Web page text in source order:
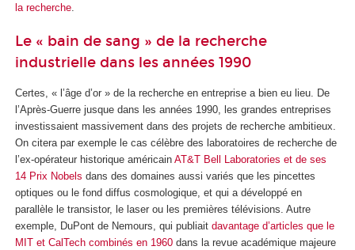
la recherche
Le « bain de sang » de la recherche
industrielle dans les années 1990
Certes, « l’âge d’or » de la recherche en entreprise a bien eu lieu. De
l’Après-Guerre jusque dans les années 1990, les grandes entreprises
investissaient massivement dans des projets de recherche ambitieux.
On citera par exemple le cas célèbre des laboratoires de recherche de
l’ex-opérateur historique américain AT&T Bell Laboratories et de ses
14 Prix Nobels dans des domaines aussi variés que les pincettes
optiques ou le fond diffus cosmologique, et qui a développé en
parallèle le transistor, le laser ou les premières télévisions. Autre
exemple, DuPont de Nemours, qui publiait davantage d’articles que le
MIT et CalTech combinés en 1960 dans la revue académique majeure